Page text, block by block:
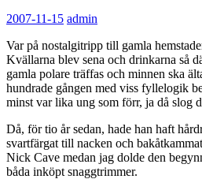
2007-11-15 admin
Var på nostalgitripp till gamla
Kvällarna blev sena och drinkarna så
gamla polare träffas och minnen ska
hundrade gången med viss fyllelogik
minst var lika ung som förr, ja då slog
Då, för tio år sedan, hade han haft
svartfärgat till nacken och
Nick Cave medan jag dolde den
båda inköpt snaggtrimmer.